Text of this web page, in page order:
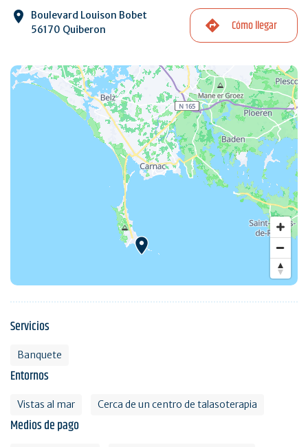
Boulevard Louison Bobet
56170 Quiberon
Cómo llegar
Servicios
Banquete
Entornos
Vistas al mar Cerca de un centro de talasoterapia
Medios de pago